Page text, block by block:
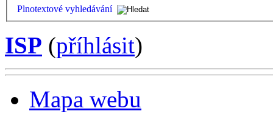
Plnotextové vyhledávání
ISP (příhlásit)
Mapa webu